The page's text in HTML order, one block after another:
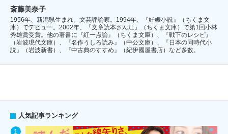
斎藤美奈子
1956年、新潟県生まれ。文芸評論家。1994年、『妊娠小説』（ちくま文
庫）でデビュー。2002年、『文章読本さん江』（ちくま文庫）で第1回小林
秀雄賞受賞。他の著書に『紅一点論』（ちくま文庫）、『戦下のレシピ』
（岩波現代文庫）、『名作うしろ読み』（中公文庫）、『日本の同時代小
説』（岩波新書）、『中古典のすすめ』（紀伊國屋書店）など多数。
人気記事ランキング